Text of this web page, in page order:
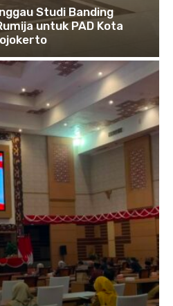
Studi Banding
untuk PAD Kota